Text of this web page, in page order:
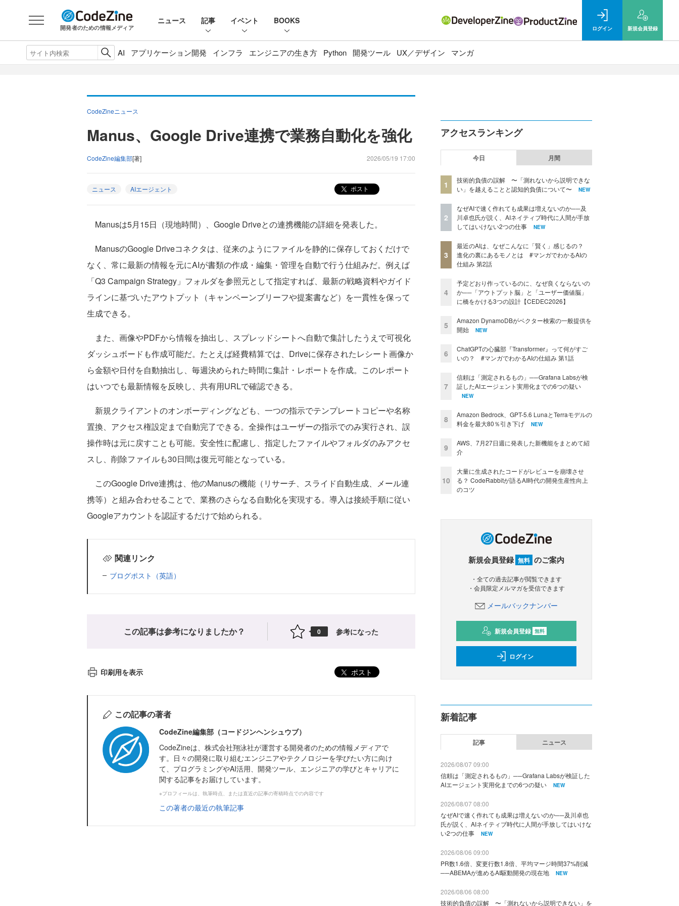
開発者のための情報メディア
ニュース 記事 イベント BOOKS
ログイン 新規会員登録
AI アプリケーション開発 インフラ エンジニアの生き方 Python 開発ツール UX／デザイン マンガ
CodeZineニュース
Manus、Google Drive連携で業務自動化を強化
CodeZine編集部[著] 2026/05/19 17:00
ニュース AIエージェント ポスト
Manusは5月15日（現地時間）、Google Driveとの連携機能の詳細を発表した。
ManusのGoogle Driveコネクタは、従来のようにファイルを静的に保存しておくだけで
なく、常に最新の情報を元にAIが書類の作成・編集・管理を自動で行う仕組みだ。例えば
「Q3 Campaign Strategy」フォルダを参照元として指定すれば、最新の戦略資料やガイド
ラインに基づいたアウトプット（キャンペーンブリーフや提案書など）を一貫性を保って
生成できる。
また、画像やPDFから情報を抽出し、スプレッドシートへ自動で集計したうえで可視化
ダッシュボードも作成可能だ。たとえば経費精算では、Driveに保存されたレシート画像か
ら金額や日付を自動抽出し、毎週決められた時間に集計・レポートを作成。このレポート
はいつでも最新情報を反映し、共有用URLで確認できる。
新規クライアントのオンボーディングなども、一つの指示でテンプレートコピーや名称
置換、アクセス権設定まで自動完了できる。全操作はユーザーの指示でのみ実行され、誤
操作時は元に戻すことも可能。安全性に配慮し、指定したファイルやフォルダのみアクセ
スし、削除ファイルも30日間は復元可能となっている。
このGoogle Drive連携は、他のManusの機能（リサーチ、スライド自動生成、メール連
携等）と組み合わせることで、業務のさらなる自動化を実現する。導入は接続手順に従い
Googleアカウントを認証するだけで始められる。
関連リンク
ブログポスト（英語）
この記事は参考になりましたか？ 0 参考になった
印刷用を表示 ポスト
この記事の著者
CodeZine編集部（コードジンヘンシュウブ）
CodeZineは、株式会社翔泳社が運営する開発者のための情報メディアで
す。日々の開発に取り組むエンジニアやテクノロジーを学びたい方に向け
て、プログラミングやAI活用、開発ツール、エンジニアの学びとキャリアに
関する記事をお届けしています。
※プロフィールは、執筆時点、または直近の記事の寄稿時点での内容です
この著者の最近の執筆記事
アクセスランキング
今日 月間
1
技術的負債の誤解 〜「測れないから説明できな
い」を越えることと認知的負債について〜
NEW
2
なぜAIで速く作れても成果は増えないのか──及
川卓也氏が説く、AIネイティブ時代に人間が手放
してはいけない2つの仕事
NEW
3
最近のAIは、なぜこんなに「賢く」感じるの？
進化の裏にあるモノとは #マンガでわかるAIの
仕組み 第2話
4
予定どおり作っているのに、なぜ良くならないの
か──「アウトプット脳」と「ユーザー価値脳」
に橋をかける3つの設計【CEDEC2026】
5
Amazon DynamoDBがベクター検索の一般提供を
開始
NEW
6
ChatGPTの心臓部『Transformer』って何がすご
いの？ #マンガでわかるAIの仕組み 第1話
7
信頼は「測定されるもの」──Grafana Labsが検
証したAIエージェント実用化までの6つの疑い
NEW
8
Amazon Bedrock、GPT-5.6 LunaとTerraモデルの
料金を最大80％引き下げ
NEW
9
AWS、7月27日週に発表した新機能をまとめて紹
介
10
大量に生成されたコードがレビューを崩壊させ
る？ CodeRabbitが語るAI時代の開発生産性向上
のコツ
新規会員登録 無料 のご案内
・全ての過去記事が閲覧できます
・会員限定メルマガを受信できます
メールバックナンバー
新規会員登録 無料
ログイン
新着記事
記事 ニュース
2026/08/07 09:00
信頼は「測定されるもの」──Grafana Labsが検証した
AIエージェント実用化までの6つの疑い
NEW
2026/08/07 08:00
なぜAIで速く作れても成果は増えないのか──及川卓也
氏が説く、AIネイティブ時代に人間が手放してはいけな
い2つの仕事
NEW
2026/08/06 09:00
PR数1.6倍、変更行数1.8倍、平均マージ時間37%削減
──ABEMAが進めるAI駆動開発の現在地
NEW
2026/08/06 08:00
技術的負債の誤解 〜「測れないから説明できない」を